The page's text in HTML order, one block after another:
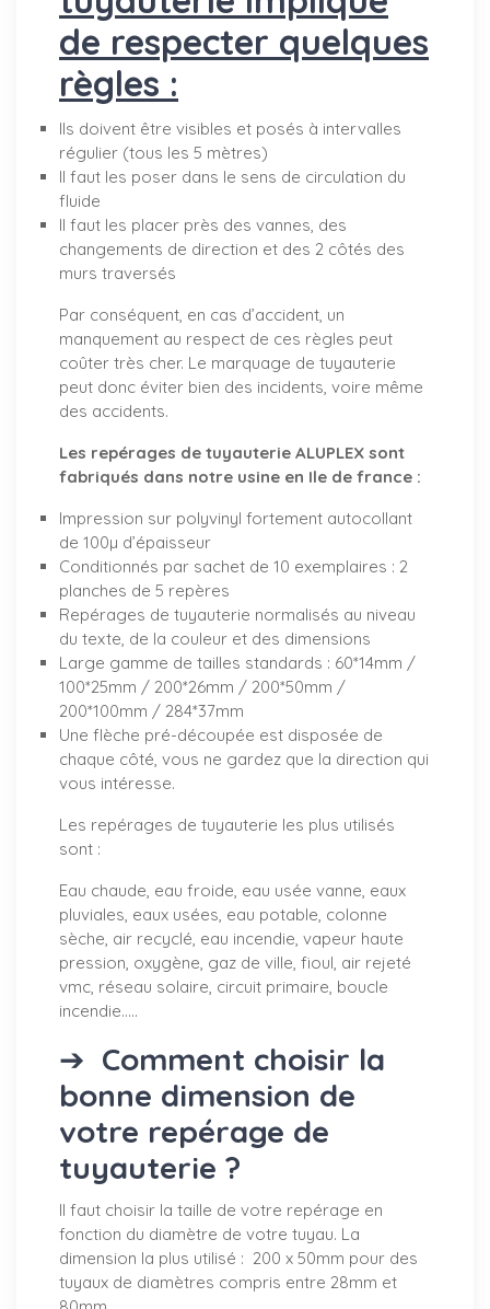
de respecter quelques
règles :
Ils doivent être visibles et posés à intervalles
régulier (tous les 5 mètres)
Il faut les poser dans le sens de circulation du
fluide
Il faut les placer près des vannes, des
changements de direction et des 2 côtés des
murs traversés
Par conséquent, en cas d’accident, un
manquement au respect de ces règles peut
coûter très cher. Le marquage de tuyauterie
peut donc éviter bien des incidents, voire même
des accidents.
Les repérages de tuyauterie ALUPLEX sont
fabriqués dans notre usine en Ile de france :
Impression sur polyvinyl fortement autocollant
de 100µ d’épaisseur
Conditionnés par sachet de 10 exemplaires : 2
planches de 5 repères
Repérages de tuyauterie normalisés au niveau
du texte, de la couleur et des dimensions
Large gamme de tailles standards : 60*14mm /
100*25mm / 200*26mm / 200*50mm /
200*100mm / 284*37mm
Une flèche pré-découpée est disposée de
chaque côté, vous ne gardez que la direction qui
vous intéresse.
Les repérages de tuyauterie les plus utilisés
sont :
Eau chaude, eau froide, eau usée vanne, eaux
pluviales, eaux usées, eau potable, colonne
sèche, air recyclé, eau incendie, vapeur haute
pression, oxygène, gaz de ville, fioul, air rejeté
vmc, réseau solaire, circuit primaire, boucle
incendie.....
➔ Comment choisir la
bonne dimension de
votre repérage de
tuyauterie ?
Il faut choisir la taille de votre repérage en
fonction du diamètre de votre tuyau. La
dimension la plus utilisé : 200 x 50mm pour des
tuyaux de diamètres compris entre 28mm et